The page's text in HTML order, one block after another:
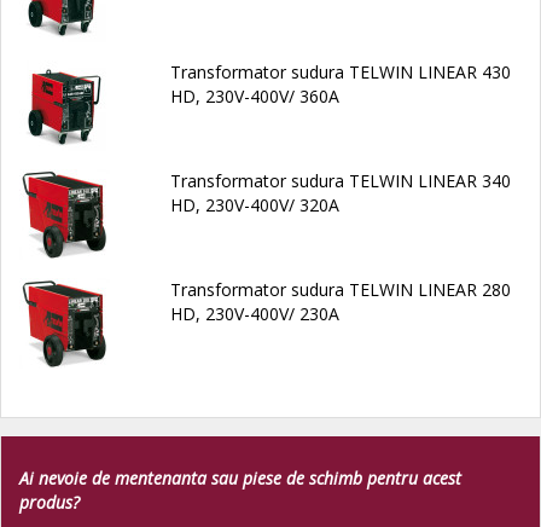
Transformator sudura TELWIN LINEAR 430
HD, 230V-400V/ 360A
Transformator sudura TELWIN LINEAR 340
HD, 230V-400V/ 320A
Transformator sudura TELWIN LINEAR 280
HD, 230V-400V/ 230A
Ai nevoie de mentenanta sau piese de schimb pentru acest
produs?